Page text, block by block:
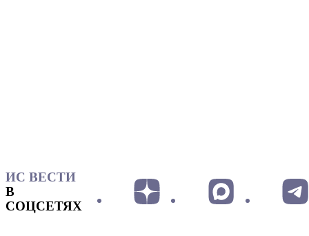
ИС ВЕСТИ
В
СОЦСЕТЯХ